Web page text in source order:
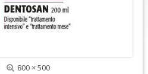
Dimensione
800 × 500